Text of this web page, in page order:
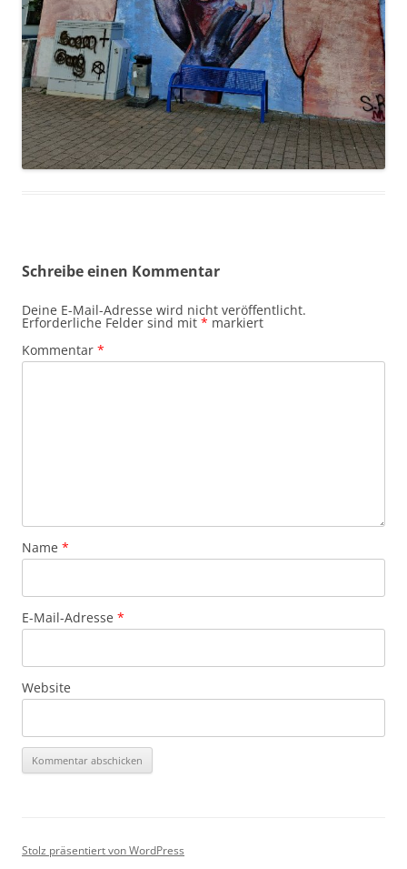
Schreibe einen Kommentar
Deine E-Mail-Adresse wird nicht veröffentlicht.
Erforderliche Felder sind mit * markiert
Kommentar *
Name *
E-Mail-Adresse *
Website
Stolz präsentiert von WordPress